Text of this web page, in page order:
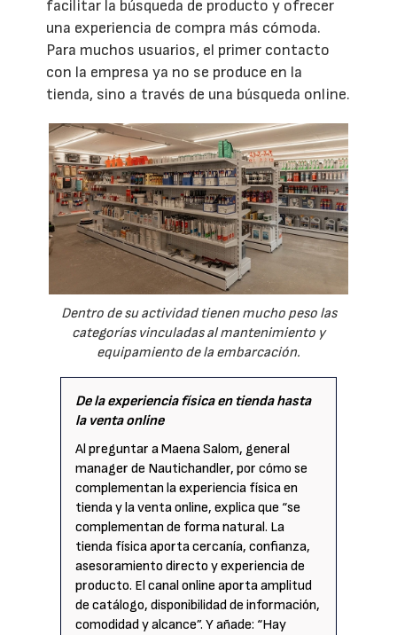
facilitar la búsqueda de producto y ofrecer
una experiencia de compra más cómoda.
Para muchos usuarios, el primer contacto
con la empresa ya no se produce en la
tienda, sino a través de una búsqueda online.
Dentro de su actividad tienen mucho peso las
categorías vinculadas al mantenimiento y
equipamiento de la embarcación.
De la experiencia física en tienda hasta
la venta online
Al preguntar a Maena Salom, general
manager de Nautichandler, por cómo se
complementan la experiencia física en
tienda y la venta online, explica que “se
complementan de forma natural. La
tienda física aporta cercanía, confianza,
asesoramiento directo y experiencia de
producto. El canal online aporta amplitud
de catálogo, disponibilidad de información,
comodidad y alcance”. Y añade: “Hay